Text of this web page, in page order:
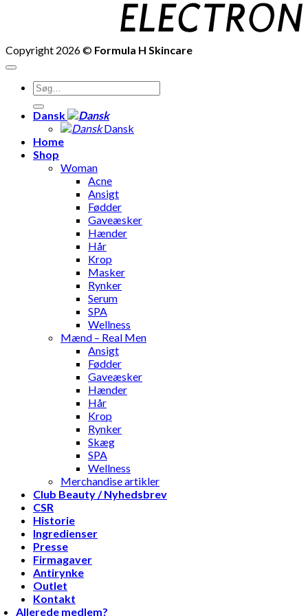
Copyright 2026 © Formula H Skincare
Søg
efter:
Dansk
Dansk
Home
Shop
Woman
Acne
Ansigt
Fødder
Gaveæsker
Hænder
Hår
Krop
Masker
Rynker
Serum
SPA
Wellness
Mænd – Real Men
Ansigt
Fødder
Gaveæsker
Hænder
Hår
Krop
Rynker
Skæg
SPA
Wellness
Merchandise artikler
Club Beauty / Nyhedsbrev
CSR
Historie
Ingredienser
Presse
Firmagaver
Antirynke
Outlet
Kontakt
Allerede medlem?